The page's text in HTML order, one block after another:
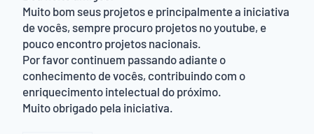
Muito bom seus projetos e principalmente a iniciativa
de vocês, sempre procuro projetos no youtube, e
pouco encontro projetos nacionais.
Por favor continuem passando adiante o
conhecimento de vocês, contribuindo com o
enriquecimento intelectual do próximo.
Muito obrigado pela iniciativa.